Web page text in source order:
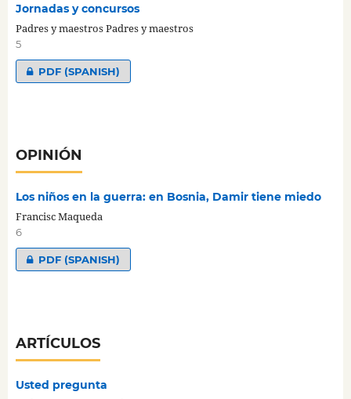
Jornadas y concursos
Padres y maestros Padres y maestros
5
PDF (SPANISH)
OPINIÓN
Los niños en la guerra: en Bosnia, Damir tiene miedo
Francisc Maqueda
6
PDF (SPANISH)
ARTÍCULOS
Usted pregunta